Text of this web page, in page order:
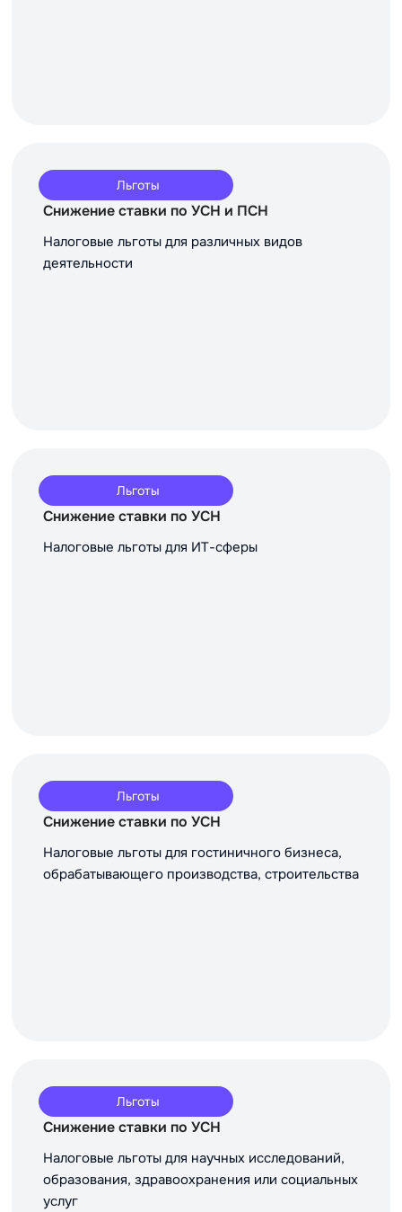
Льготы
Снижение ставки по УСН и ПСН
Налоговые льготы для различных видов
деятельности
Льготы
Снижение ставки по УСН
Налоговые льготы для ИТ-сферы
Льготы
Снижение ставки по УСН
Налоговые льготы для гостиничного бизнеса,
обрабатывающего производства, строительства
Льготы
Снижение ставки по УСН
Налоговые льготы для научных исследований,
образования, здравоохранения или социальных
услуг